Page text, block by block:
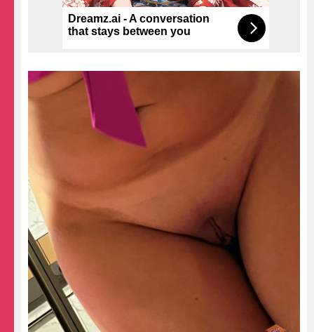
Dreamz.ai - A conversation
that stays between you